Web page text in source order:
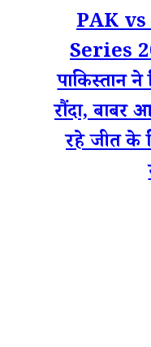
PAK
Series
पाकिस्तान
रौंदा, बाबर
रहे जीत के